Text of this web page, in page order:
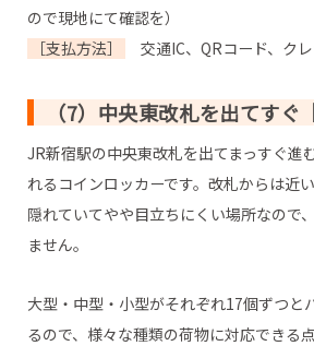
ので現地にて確認を）
［支払方法］
交通IC、QRコード、ク
（7）中央東改札を出てすぐ
JR新宿駅の中央東改札を出てまっすぐ進
れるコインロッカーです。改札からは近
隠れていてやや目立ちにくい場所なので
ません。
大型・中型・小型がそれぞれ17個ずつと
るので、様々な種類の荷物に対応できる